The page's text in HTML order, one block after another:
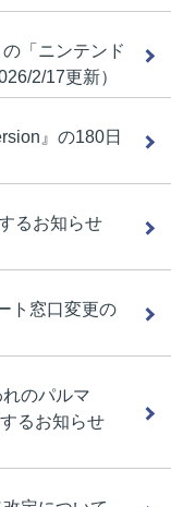
「ニンテンド
2/17更新）
』の180日
るお知らせ
ト窓口変更の
のパルマ
るお知らせ